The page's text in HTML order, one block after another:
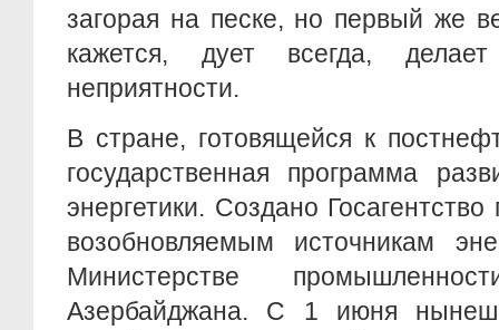
загорая на песке, но первый же
кажется, дует всегда,
неприятности.
В стране, готовящейся к
государственная программа
энергетики. Создано
возобновляемым источникам
Министерстве
Азербайджана. С 1 июня